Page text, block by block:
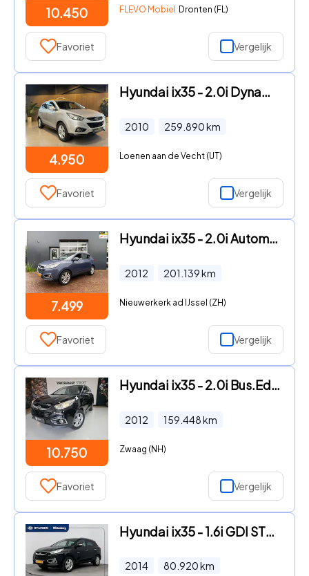
10.450 FLEVO Mobiel Dronten (FL)
Favoriet Vergelijk
4.950
Hyundai ix35 - 2.0i Dynamic AUTOMAAT | GROOT NAVIGATIE | MULTI MEDIA SCHERM
2010 259.890km
Loenen aan de Vecht (UT)
Favoriet Vergelijk
7.499
Hyundai ix35 - 2.0i Automaat i-Catcher | Trekhaak | Camera
2012 201.139km
Nieuwerkerk ad IJssel (ZH)
Favoriet Vergelijk
10.750
Hyundai ix35 - 2.0i Bus.Ed. | cruise | cam | clima | trekhaak | navi | brt
2012 159.448km
Zwaag (NH)
Favoriet Vergelijk
Hyundai ix35 - 1.6i GDI STYLE | CLIMA | CRUISE | BLUETOOTH | RADIO CD | HAL
2014 80.920km